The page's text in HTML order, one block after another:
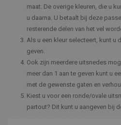
maat. De overige kleuren, die u
u daarna. U betaalt bij deze
resterende delen van het vel
Als u een kleur selecteert, kunt u
geven.
Ook zijn meerdere uitsnedes
meer dan 1 aan te geven kunt u
met de gewenste gaten en
Kiest u voor een ronde/ovale
partout? Dit kunt u aangeven bij